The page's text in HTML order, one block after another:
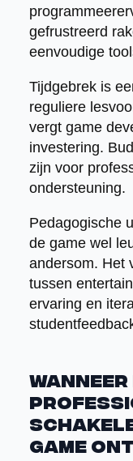
gefrustreerd
eenvoudige
Tijdgebrek is
reguliere
vergt game
investering.
zijn voor
ondersteuning.
Pedagogische
de game wel
andersom. Het
tussen
ervaring en
game